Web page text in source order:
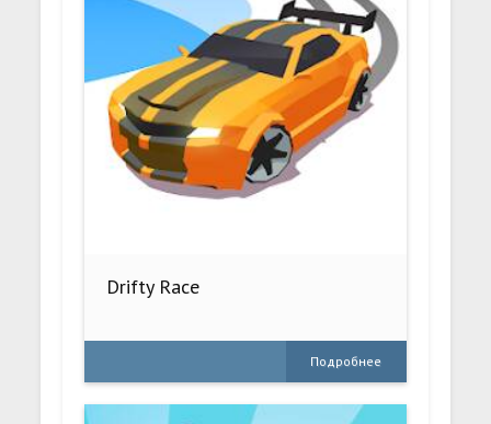
Drifty Race
Подробнее